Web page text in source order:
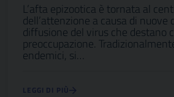
L’afta epizootica è tornata al
dell’attenzione a causa di nuove
diffusione del virus che destano
preoccupazione.
endemici, si…
LEGGI DI PIÙ